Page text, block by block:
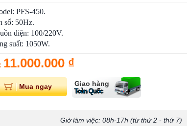
PFS-450.
số: 50Hz.
điện: 100/220V.
suất: 1050W.
11.000.000 ₫
Mua ngay Giao hàng
Toàn Quốc
Giờ làm việc: 08h-17h (từ thứ 2 - thứ 7)